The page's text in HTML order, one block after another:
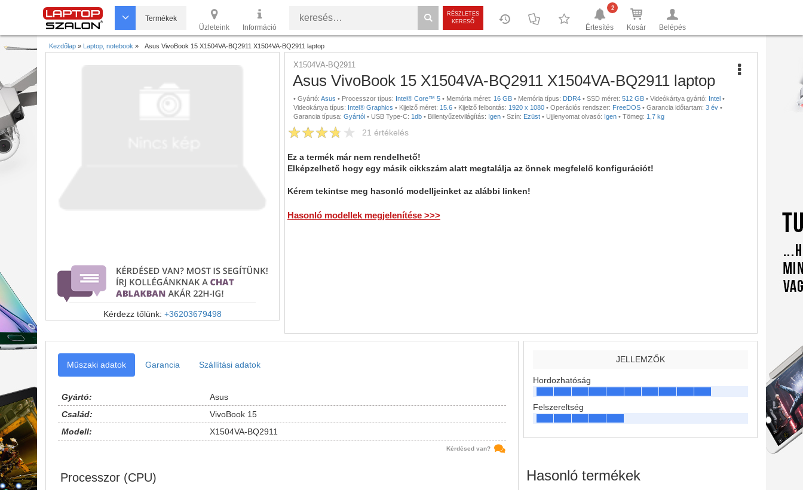
Termékek
Üzleteink
Információ
RÉSZLETES
KERESŐ
Értesítés
2
Kosár Belépés
Kezdőlap » Laptop, notebook » Asus VivoBook 15 X1504VA-BQ2911 X1504VA-BQ2911 laptop
Kérdezz tőlünk: +36203679498
X1504VA-BQ2911
Asus VivoBook 15 X1504VA-BQ2911 X1504VA-BQ2911 laptop
• Gyártó: Asus • Processzor típus: Intel® Core™ 5 • Memória méret: 16 GB • Memória típus: DDR4 • SSD méret: 512 GB • Videókártya gyártó: Intel •
Videokártya típus: Intel® Graphics • Kijelző méret: 15.6 • Kijelző felbontás: 1920 x 1080 • Operációs rendszer: FreeDOS • Garancia időtartam: 3 év •
Garancia típusa: Gyártói • USB Type-C: 1db • Billentyűzetvilágítás: Igen • Szín: Ezüst • Ujjlenyomat olvasó: Igen • Tömeg: 1,7 kg
21 értékelés
Ez a termék már nem rendelhető!
Elképzelhető hogy egy másik cikkszám alatt megtalálja az önnek megfelelő konfigurációt!
Kérem tekintse meg hasonló modelljeinket az alábbi linken!
Hasonló modellek megjelenítése >>>
Műszaki adatok Garancia Szállítási adatok
Gyártó:
Asus
Család:
VivoBook 15
Modell:
X1504VA-BQ2911
Kérdésed van?
Processzor (CPU)
JELLEMZŐK
Hordozhatóság
Felszereltség
Hasonló termékek